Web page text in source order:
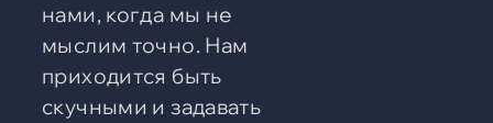
нами, когда мы не
мыслим точно. Нам
приходится быть
скучными и задавать